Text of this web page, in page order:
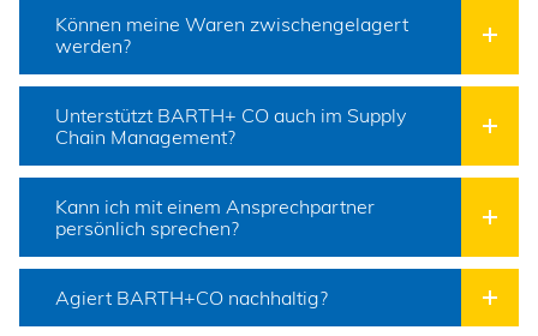
Können meine Waren zwischengelagert
werden?
Unterstützt BARTH+ CO auch im Supply
Chain Management?
Kann ich mit einem Ansprechpartner
persönlich sprechen?
Agiert BARTH+CO nachhaltig?